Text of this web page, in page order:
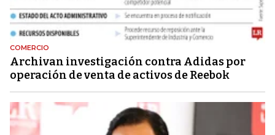
COMERCIO
Archivan investigación contra Adidas por
operación de venta de activos de Reebok